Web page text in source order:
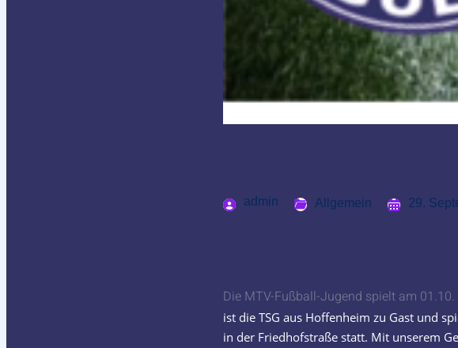
admin Allgemein 29.
Die MTV-Fußball-Jugend spielt am
ist die TSG aus Hoffenheim zu Gast und
in der Friedhofstraße statt. Mit unserem